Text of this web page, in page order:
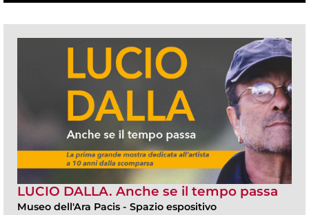
LUCIO DALLA. Anche se il tempo passa
Museo dell'Ara Pacis - Spazio espositivo